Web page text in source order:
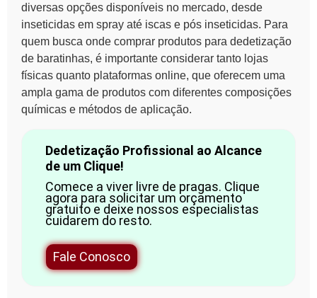
diversas opções disponíveis no mercado, desde
inseticidas em spray até iscas e pós inseticidas. Para
quem busca onde comprar produtos para dedetização
de baratinhas, é importante considerar tanto lojas
físicas quanto plataformas online, que oferecem uma
ampla gama de produtos com diferentes composições
químicas e métodos de aplicação.
Dedetização Profissional ao Alcance
de um Clique!
Comece a viver livre de pragas. Clique
agora para solicitar um orçamento
gratuito e deixe nossos especialistas
cuidarem do resto.
Fale Conosco